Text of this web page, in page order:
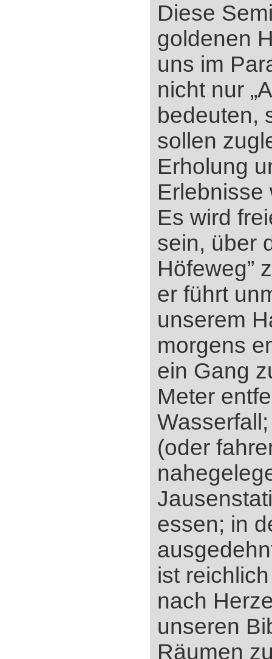
Diese
goldenen
uns im
nicht nur
bedeuten,
sollen
Erholung
Erlebnisse
Es wird
sein, über
Höfeweg”
er führt
unserem
morgens
ein Gang
Meter
(oder
essen; in
ist
nach
unseren
Räumen